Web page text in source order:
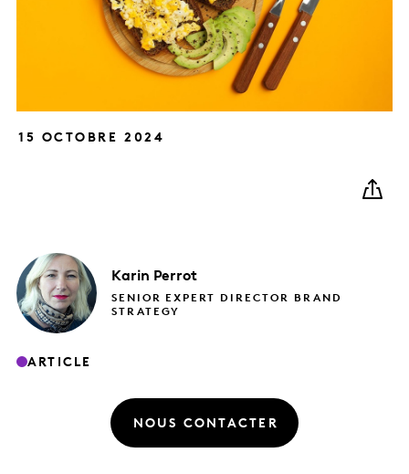
15 OCTOBRE 2024
Karin Perrot
SENIOR EXPERT DIRECTOR BRAND
STRATEGY
ARTICLE
NOUS CONTACTER